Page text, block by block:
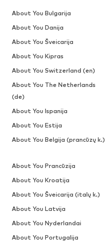
About You Bulgarija
About You Danija
About You Šveicarija
About You Kipras
About You Switzerland (en)
About You The Netherlands
(de)
About You Ispanija
About You Estija
About You Belgija (prancūzų k.)
About You Prancūzija
About You Kroatija
About You Šveicarija (italų k.)
About You Latvija
About You Nyderlandai
About You Portugalija